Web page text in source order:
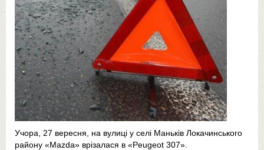
Учора, 27 вересня, на вулиці у селі Маньків Локачинського
району «Mazda» врізалася в «Peugeot 307».